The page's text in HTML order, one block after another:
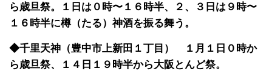
ら歳旦祭。１日は０時〜１６時半、２、３日は９時〜
１６時半に樽（たる）神酒を振る舞う。
◆千里天神（豊中市上新田１丁目） １月１日０時か
ら歳旦祭、１４日１９時半から大阪とんど祭。